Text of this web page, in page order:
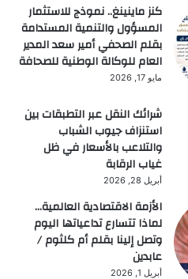
كنز ماينينغ.. نموذج للاستثمار
المسؤول والتنمية المستدامة
بقلم الصحفي أمير سعد المدير
العام للوكالة الوطنية للصحافة
مايو 17, 2026
شرائك النقل عبر التطبقات بين
استنزاف جيوب الشباب
والتلاعب بالأسعار في ظل
غياب الرقابة
أبريل 28, 2026
الأزمة الاقتصادية العالمية…
لماذا تتسارع تداعياتها اليوم
وتصل إلينا بقلم أم كلثوم /
عابدين
أبريل 1, 2026